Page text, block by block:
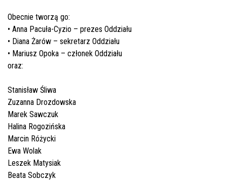
Obecnie tworzą go:
• Anna Pacuła-Cyzio – prezes Oddziału
• Diana Żarów – sekretarz Oddziału
• Mariusz Opoka – członek Oddziału
oraz:
Stanisław Śliwa
Zuzanna Drozdowska
Marek Sawczuk
Halina Rogozińska
Marcin Różycki
Ewa Wolak
Leszek Matysiak
Beata Sobczyk